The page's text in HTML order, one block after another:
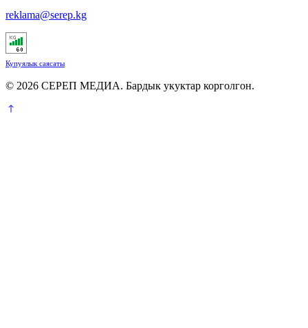
reklama@serep.kg
Купуялык саясаты
© 2026 СЕРЕП МЕДИА. Бардык укуктар корголгон.